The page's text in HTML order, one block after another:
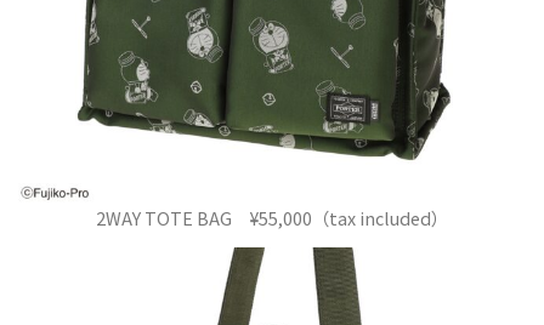
2WAY TOTE BAG ¥55,000（tax included）